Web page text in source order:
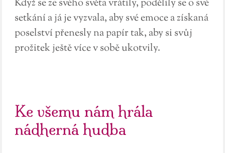
Když se ze svého světa vrátily, podělily se o své
setkání a já je vyzvala, aby své emoce a získaná
poselství přenesly na papír tak, aby si svůj
prožitek ještě více v sobě ukotvily.
Ke všemu nám hrála
nádherná hudba